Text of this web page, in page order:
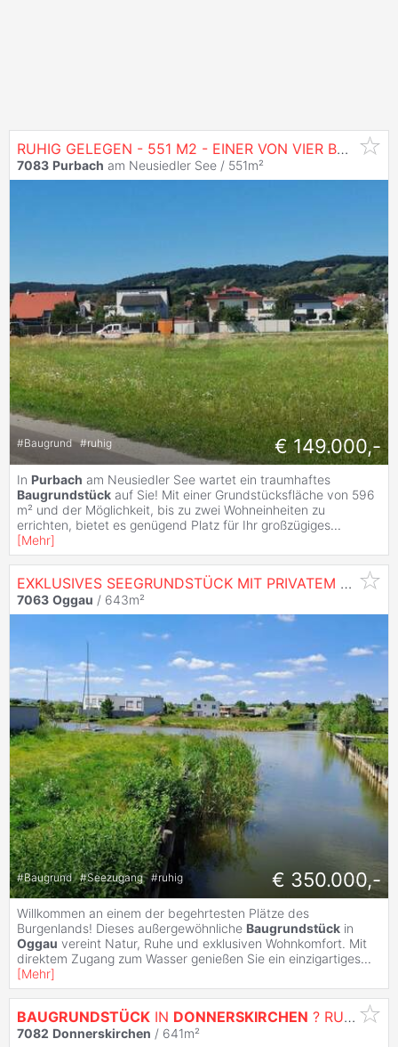
RUHIG GELEGEN - 551 M2 - EINER VON VIER BAUPLÄTZEN
7083 Purbach am Neusiedler See / 551m²
#Baugrund #ruhig € 149.000,-
In Purbach am Neusiedler See wartet ein traumhaftes
Baugrundstück auf Sie! Mit einer Grundstücksfläche von 596
m² und der Möglichkeit, bis zu zwei Wohneinheiten zu
errichten, bietet es genügend Platz für Ihr großzügiges...
[Mehr]
EXKLUSIVES SEEGRUNDSTÜCK MIT PRIVATEM SEEZUGANG IN
7063 Oggau / 643m²
#Baugrund #Seezugang #ruhig € 350.000,-
Willkommen an einem der begehrtesten Plätze des
Burgenlands! Dieses außergewöhnliche Baugrundstück in
Oggau vereint Natur, Ruhe und exklusiven Wohnkomfort. Mit
direktem Zugang zum Wasser genießen Sie ein einzigartiges...
[Mehr]
BAUGRUNDSTÜCK IN DONNERSKIRCHEN ? RUHIGE LAGE MIT VIEL POTENZIAL FÜR IHR TRAUMHAUS
7082 Donnerskirchen / 641m²